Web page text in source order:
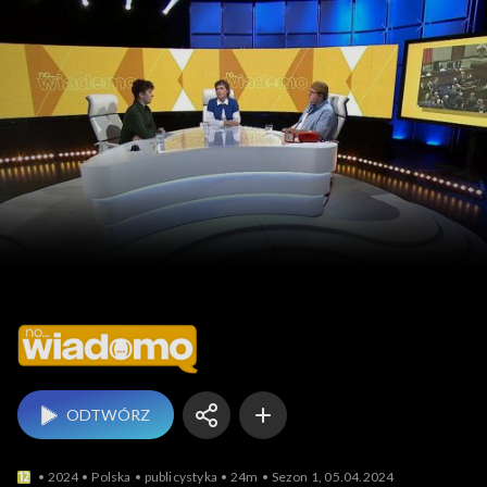
No... wiadomo
ODTWÓRZ
2024 Polska publicystyka 24m Sezon 1, 05.04.2024